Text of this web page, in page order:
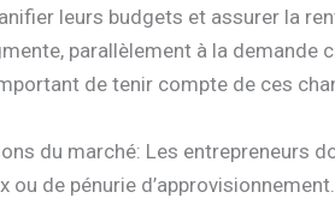
leurs budgets et assurer la
parallèlement à la demande
de tenir compte de ces
du marché: Les entrepreneurs
de pénurie